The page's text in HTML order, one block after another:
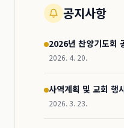
공지사항
2026년 찬양기도회
2026. 4. 20.
사역계획 및 교회 행
2026. 3. 23.